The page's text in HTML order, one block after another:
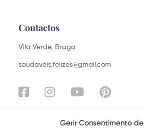
Gerir Consentimento de
Contactos
Vila Verde, Braga
saudaveis.felizes@gmail.com